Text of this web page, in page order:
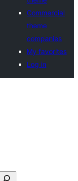
Commercial
theme
companies
My favorites
Log in